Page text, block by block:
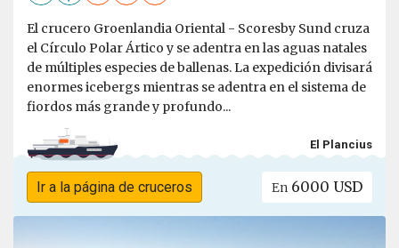
El crucero Groenlandia Oriental - Scoresby Sund cruza
el Círculo Polar Ártico y se adentra en las aguas natales
de múltiples especies de ballenas. La expedición divisará
enormes icebergs mientras se adentra en el sistema de
fiordos más grande y profundo...
El Plancius
Ir a la página de cruceros En 6000 USD